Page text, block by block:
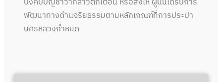
พัฒนาทางด้านจริยธรรมตามหลักเกณฑ์ที่การประปา
นครหลวงกำหนด